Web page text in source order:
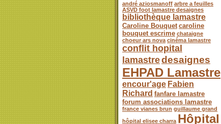
andré aziosmanoff arbre a feuilles
ASVD foot lamastre desaignes
bibliothèque lamastre
Caroline Bouquet caroline
bouquet escrime chataigne
choeur ars nova cinéma lamastre
conflit hopital
lamastredesaignes
EHPAD Lamastre
encour'age Fabien
Richard fanfare lamastre
forum associations lamastre
france vianes brun guillaume grand
hôpital elisee charra Hôpital